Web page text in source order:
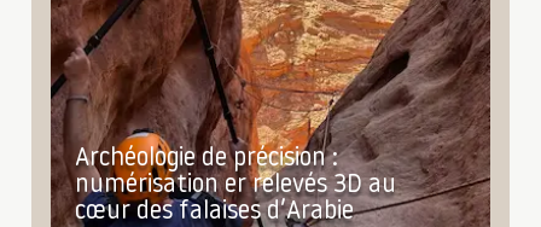
Archéologie de précision :
numérisation er relevés 3D au
cœur des falaises d’Arabie